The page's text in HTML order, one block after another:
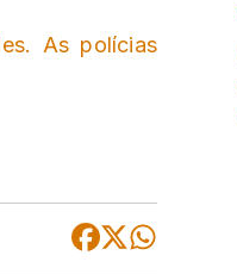
As polícias